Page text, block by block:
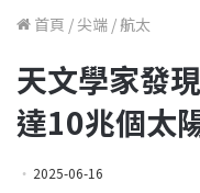
首頁 /尖端 /航太
天文學家發
達10兆個太
2025-06-16